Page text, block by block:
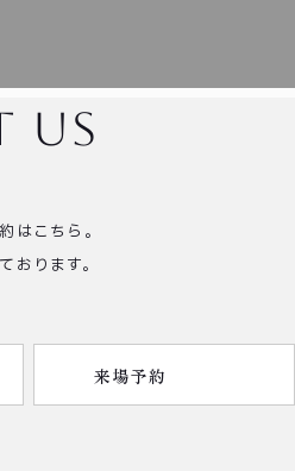
us
はこちら。
おります。
来場予約